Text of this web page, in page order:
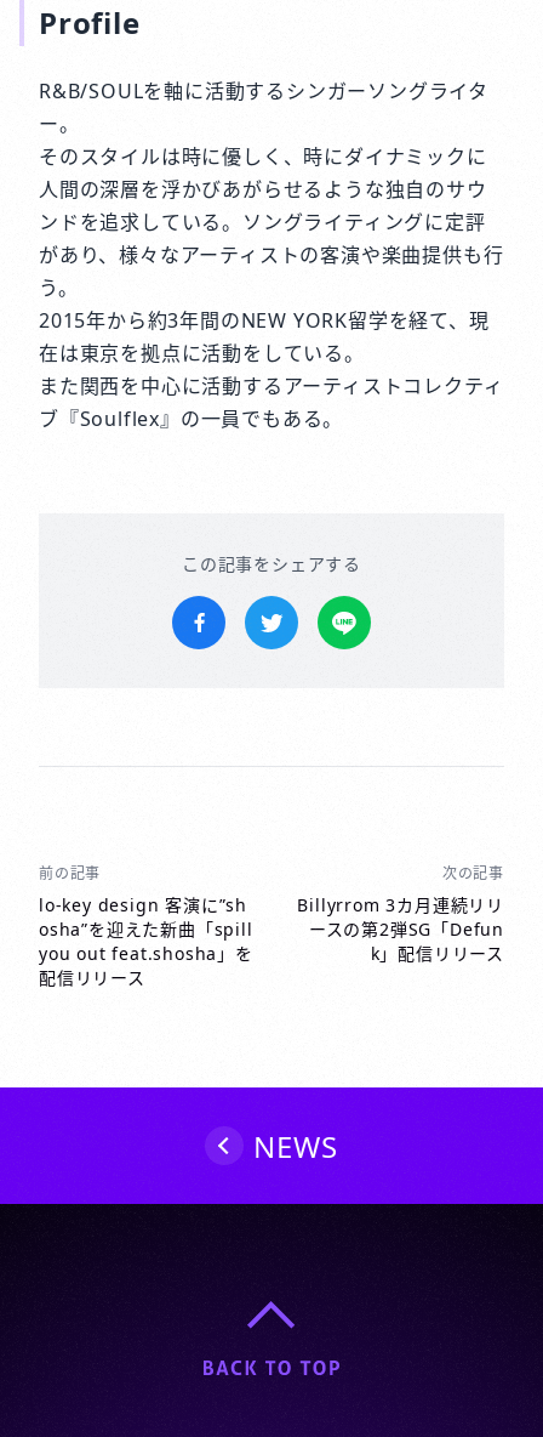
Profile
R&B/SOULを軸に活動するシンガーソングライタ
ー。
そのスタイルは時に優しく、時にダイナミックに
人間の深層を浮かびあがらせるような独自のサウ
ンドを追求している。ソングライティングに定評
があり、様々なアーティストの客演や楽曲提供も行
う。
2015年から約3年間のNEW YORK留学を経て、現
在は東京を拠点に活動をしている。
また関西を中心に活動するアーティストコレクティ
ブ『Soulflex』の一員でもある。
この記事をシェアする
Facebookでシェア
Twitterでツイートする
LINEで送る
投
稿
ナ
ビ
ゲ
ョ
前の記事
lo-key design 客演に”sh
osha”を迎えた新曲「spill
you out feat.shosha」を
配信リリース
次の記事
Billyrrom 3カ月連続リリ
ースの第2弾SG「Defun
k」配信リリース
NEWS